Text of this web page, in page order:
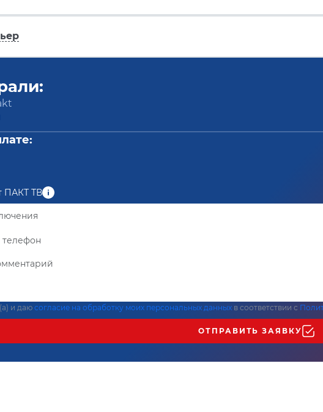
ПАКТ ТВ
и даю согласие на обработку моих персональных данных в соответствии с
ОТПРАВИТЬ ЗАЯВКУ